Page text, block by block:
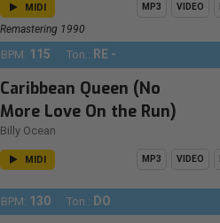
MIDI MP3 VIDEO
Remastering 1990
BPM: 115 Ton.: RE -
Caribbean Queen (No
More Love On the Run)
Billy Ocean
MIDI MP3 VIDEO
BPM: 130 Ton.: DO